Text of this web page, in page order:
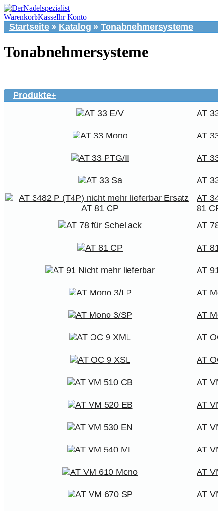
WarenkorbKasseIhr Konto
Startseite » Katalog » Tonabnehmersysteme
Tonabnehmersysteme
Produkte+
AT
AT
AT
AT
AT
81
AT
AT
AT
AT
AT
AT
AT
AT
AT
AT
AT
AT
AT